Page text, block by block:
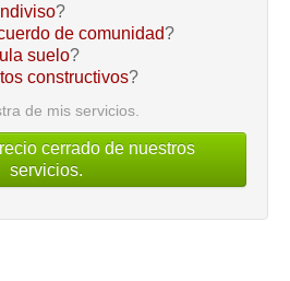
?
de comunidad?
suelo?
constructivos?
de mis servicios.
cerrado de nuestros
servicios.